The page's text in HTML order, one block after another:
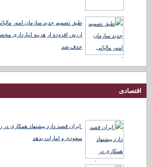
ارزش افزوده از هزینه انبارداری
حذف شد
اقتصادی
ایران قصد دارد پیشنهاد همکاری در
سعودی و امارات بدهد